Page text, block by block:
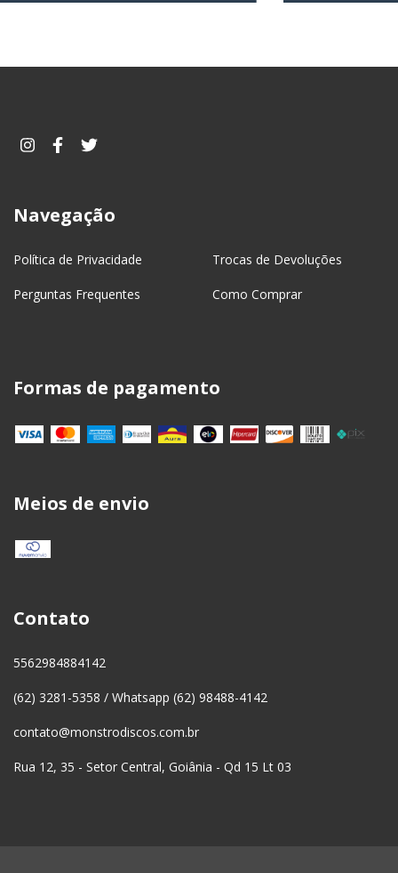
Navegação
Política de Privacidade Trocas de Devoluções
Perguntas Frequentes Como Comprar
Formas de pagamento
Meios de envio
Contato
5562984884142
(62) 3281-5358 / Whatsapp (62) 98488-4142
contato@monstrodiscos.com.br
Rua 12, 35 - Setor Central, Goiânia - Qd 15 Lt 03